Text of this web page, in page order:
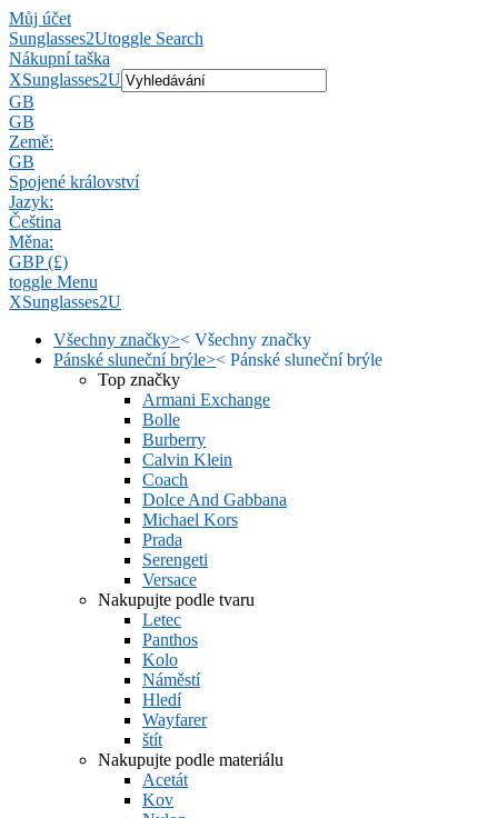
Můj účet
Sunglasses2Utoggle Search
Nákupní taška
XSunglasses2U
GB
GB
Země:
GB
Spojené království
Jazyk:
Čeština
Měna:
GBP (£)
toggle Menu
XSunglasses2U
Všechny značky>< Všechny značky
Pánské sluneční brýle>< Pánské sluneční brýle
Top značky
Armani Exchange
Bolle
Burberry
Calvin Klein
Coach
Dolce And Gabbana
Michael Kors
Prada
Serengeti
Versace
Nakupujte podle tvaru
Letec
Panthos
Kolo
Náměstí
Hledí
Wayfarer
štít
Nakupujte podle materiálu
Acetát
Kov